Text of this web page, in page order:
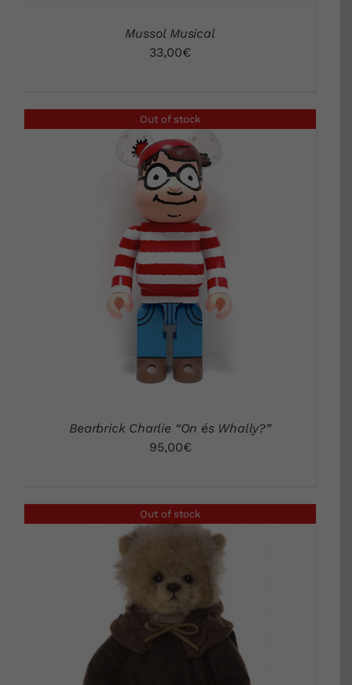
Mussol Musical
33,00€
Out of stock
Bearbrick Charlie “On és Whally?”
95,00€
Out of stock
DETALLS